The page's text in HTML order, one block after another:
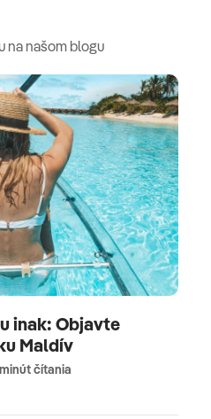
na našom blogu
inak: Objavte
Maldív
čítania